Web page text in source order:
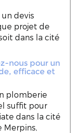
devis
projet de
dans la cité
nous pour un
efficace et
plomberie
suffit pour
dans la cité
Merpins,